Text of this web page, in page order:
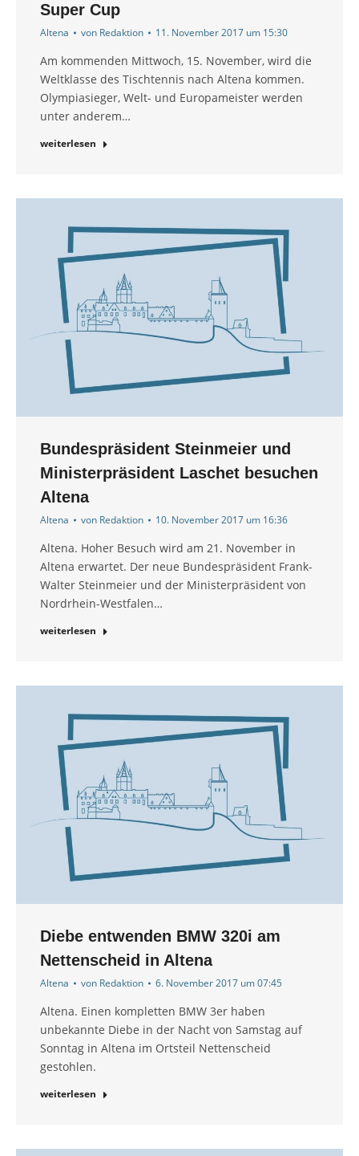
Super Cup
Altena von Redaktion 11. November 2017 um 15:30
Am kommenden Mittwoch, 15. November, wird die
Weltklasse des Tischtennis nach Altena kommen.
Olympiasieger, Welt- und Europameister werden
unter anderem…
weiterlesen
Bundespräsident Steinmeier und
Ministerpräsident Laschet besuchen
Altena
Altena von Redaktion 10. November 2017 um 16:36
Altena. Hoher Besuch wird am 21. November in
Altena erwartet. Der neue Bundespräsident Frank-
Walter Steinmeier und der Ministerpräsident von
Nordrhein-Westfalen…
weiterlesen
Diebe entwenden BMW 320i am
Nettenscheid in Altena
Altena von Redaktion 6. November 2017 um 07:45
Altena. Einen kompletten BMW 3er haben
unbekannte Diebe in der Nacht von Samstag auf
Sonntag in Altena im Ortsteil Nettenscheid
gestohlen.
weiterlesen